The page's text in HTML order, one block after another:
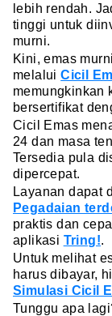
lebih rendah.
tinggi untuk
murni.
Kini, emas
melaluiCicil
memungkinkan
bersertifikat
Cicil Emas
24 dan masa
Tersedia pula
dipercepat.
Layanan dapat
Pegadaian
praktis dan
aplikasi Tring!.
Untuk melihat
harus dibayar,
Simulasi Cicil
Tunggu apa